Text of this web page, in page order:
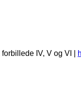
IV, V og VI |